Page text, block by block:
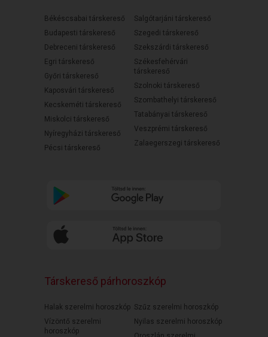
Békéscsabai társkereső
Budapesti társkereső
Debreceni társkereső
Egri társkereső
Győri társkereső
Kaposvári társkereső
Kecskeméti társkereső
Miskolci társkereső
Nyíregyházi társkereső
Pécsi társkereső
Salgótarjáni társkereső
Szegedi társkereső
Szekszárdi társkereső
Székesfehérvári
társkereső
Szolnoki társkereső
Szombathelyi társkereső
Tatabányai társkereső
Veszprémi társkereső
Zalaegerszegi társkereső
Társkereső párhoroszkóp
Halak szerelmi horoszkóp
Vízöntő szerelmi
horoszkóp
Szűz szerelmi horoszkóp
Nyilas szerelmi horoszkóp